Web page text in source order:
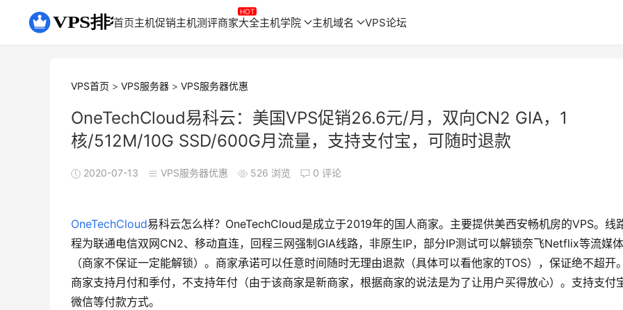
首页主机促销主机测评商家大全主机学院 主机域名 VPS论坛
VPS首页 > VPS服务器 > VPS服务器优惠
OneTechCloud易科云：美国VPS促销26.6元/月，双向CN2 GIA，1
核/512M/10G SSD/600G月流量，支持支付宝，可随时退款
2020-07-13 VPS服务器优惠 526 浏览 0 评论
OneTechCloud易科云怎么样？OneTechCloud是成立于2019年的国人商家。主要提供美西安畅机房的VPS。线
程为联通电信双网CN2、移动直连，回程三网强制GIA线路，非原生IP，部分IP测试可以解锁奈飞Netflix等流媒体
（商家不保证一定能解锁）。商家承诺可以任意时间随时无理由退款（具体可以看他家的TOS），保证绝不超开
商家支持月付和季付，不支持年付（由于该商家是新商家，根据商家的说法是为了让用户买得放心）。支持支付
微信等付款方式。